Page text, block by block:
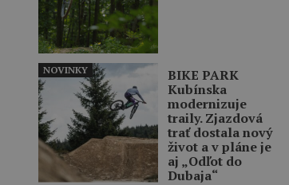
BIKE PARK
Kubínska
modernizuje
traily. Zjazdová
trať dostala nový
život a v pláne je
aj „Odľot do
Dubaja“
NOVINKY